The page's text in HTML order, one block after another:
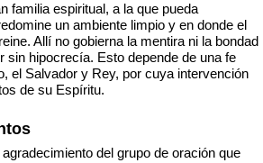
familia espiritual, a la que pueda
un ambiente limpio y en donde el
Allí no gobierna la mentira ni la bondad
sin hipocrecía. Esto depende de una fe
el Salvador y Rey, por cuya intervención
de su Espíritu.
del grupo de oración que